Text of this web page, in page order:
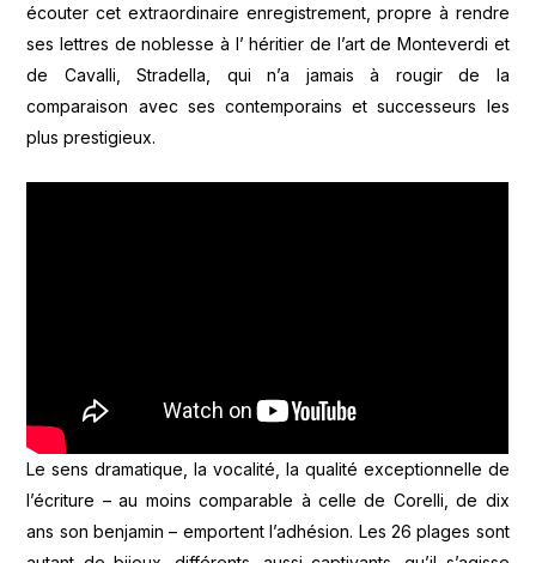
écouter cet extraordinaire enregistrement, propre à rendre
ses lettres de noblesse à l’ héritier de l’art de Monteverdi et
de Cavalli, Stradella, qui n’a jamais à rougir de la
comparaison avec ses contemporains et successeurs les
plus prestigieux.
Le sens dramatique, la vocalité, la qualité exceptionnelle de
l’écriture – au moins comparable à celle de Corelli, de dix
ans son benjamin – emportent l’adhésion. Les 26 plages sont